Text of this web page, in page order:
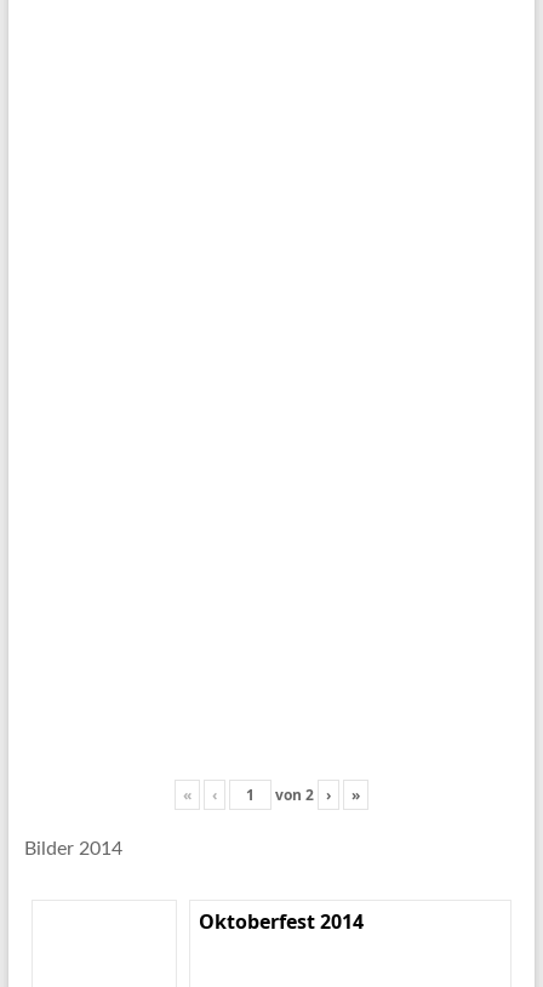
« ‹ von 2 › »
Bilder 2014
Oktoberfest 2014